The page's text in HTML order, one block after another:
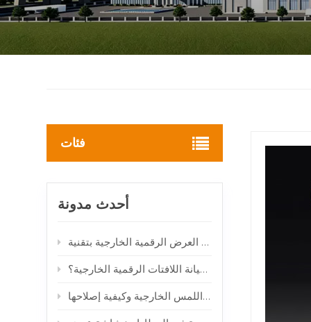
فئات
أحدث مدونة
كيف تقلل أنظمة المراقبة الذكية عن بعد من تكاليف صيانة اللافتات الرقمية الخارجية؟
لماذا تتعطل شاشات اللمس الخارجية وكيفية إصلاحها